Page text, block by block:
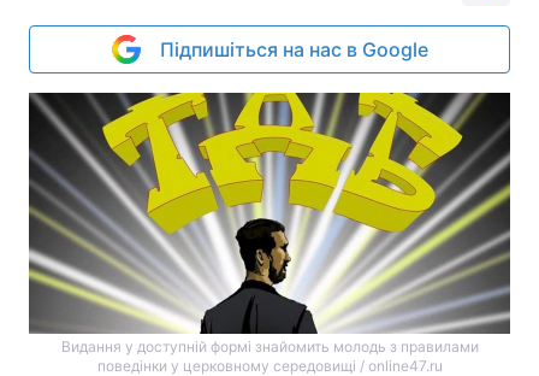
Підпишіться на нас в Google
Видання у доступній формі знайомить молодь з правилами
поведінки у церковному середовищі / online47.ru